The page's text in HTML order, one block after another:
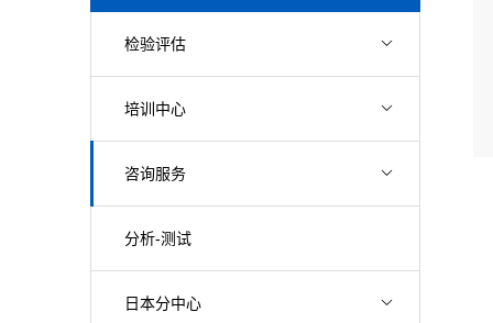
检验评估
培训中心
咨询服务
分析-测试
日本分中心